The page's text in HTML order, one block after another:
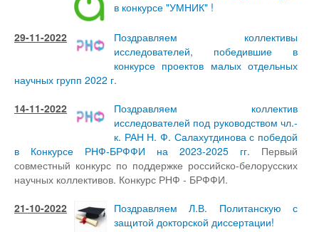
в конкурсе "УМНИК" !
29-11-2022
Поздравляем коллективы
исследователей, победившие в
конкурсе проектов малых отдельных
научных групп 2022 г.
14-11-2022
Поздравляем коллектив
исследователей под руководством чл.-
к. РАН Н. Ф. Салахутдинова с победой
в Конкурсе РНФ-БРФФИ на 2023-2025 гг. Первый
совместный конкурс по поддержке российско-белорусских
научных коллективов. Конкурс РНФ - БРФФИ.
21-10-2022
Поздравляем Л.В. Политанскую с
защитой докторской диссертации!